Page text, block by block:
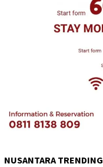
NUSANTARA TRENDING